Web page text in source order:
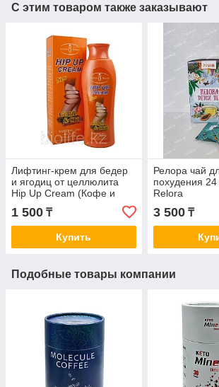
С этим товаром также заказывают
Лифтинг-крем для бедер
и ягодиц от целлюлита
Hip Up Cream (Кофе и
1 500 ₸
Купить
Релора чай
похудения 24
Relora
3 500₸
Подобные товары компании